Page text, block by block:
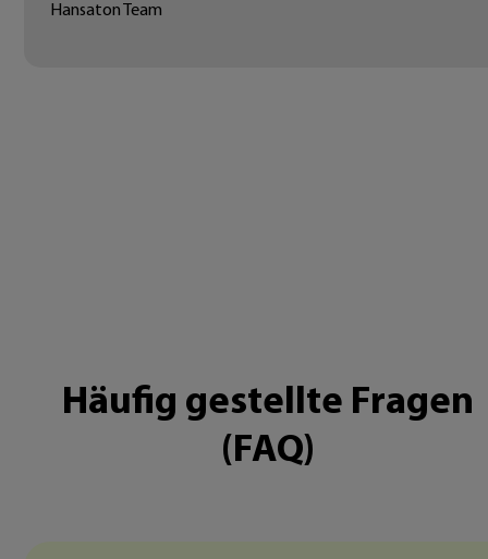
Hansaton Team
Häufig gestellte Fragen
(FAQ)